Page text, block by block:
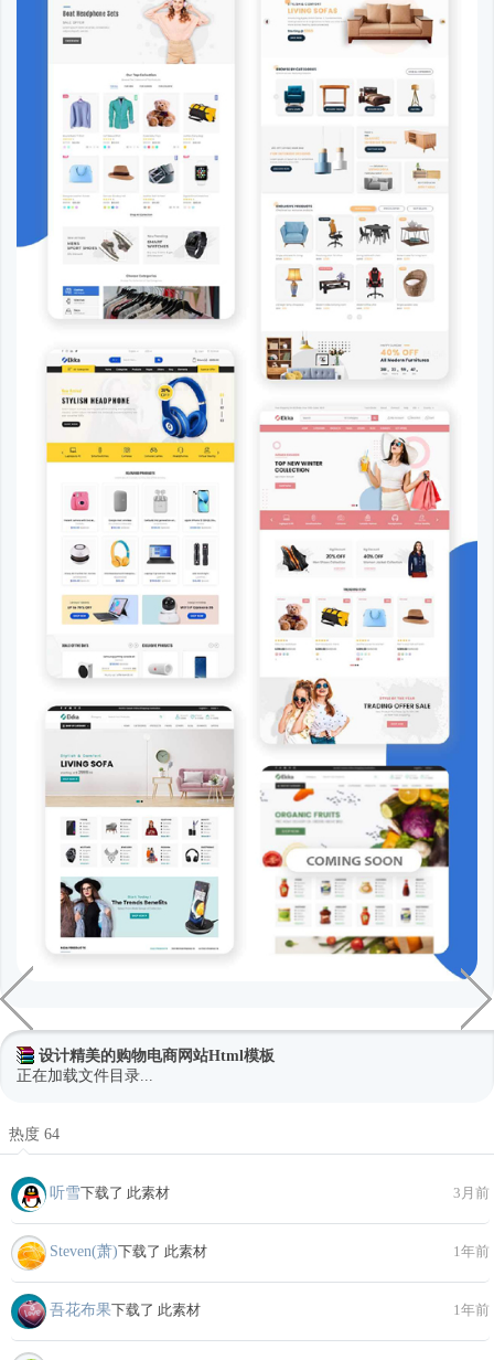
设计精美的购物电商网站Html模板
正在加载文件目录...
热度 64
听雪下载了 此素材 3月前
Steven(萧)下载了 此素材 1年前
吾花布果下载了 此素材 1年前